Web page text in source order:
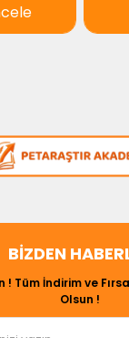
BIZDEN
! Tüm İndirim ve
Olsun !